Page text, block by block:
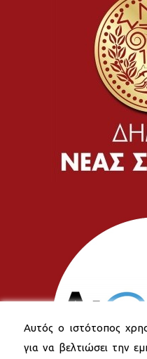
Αυτός ο ιστότοπος
για να βελτιώσει την